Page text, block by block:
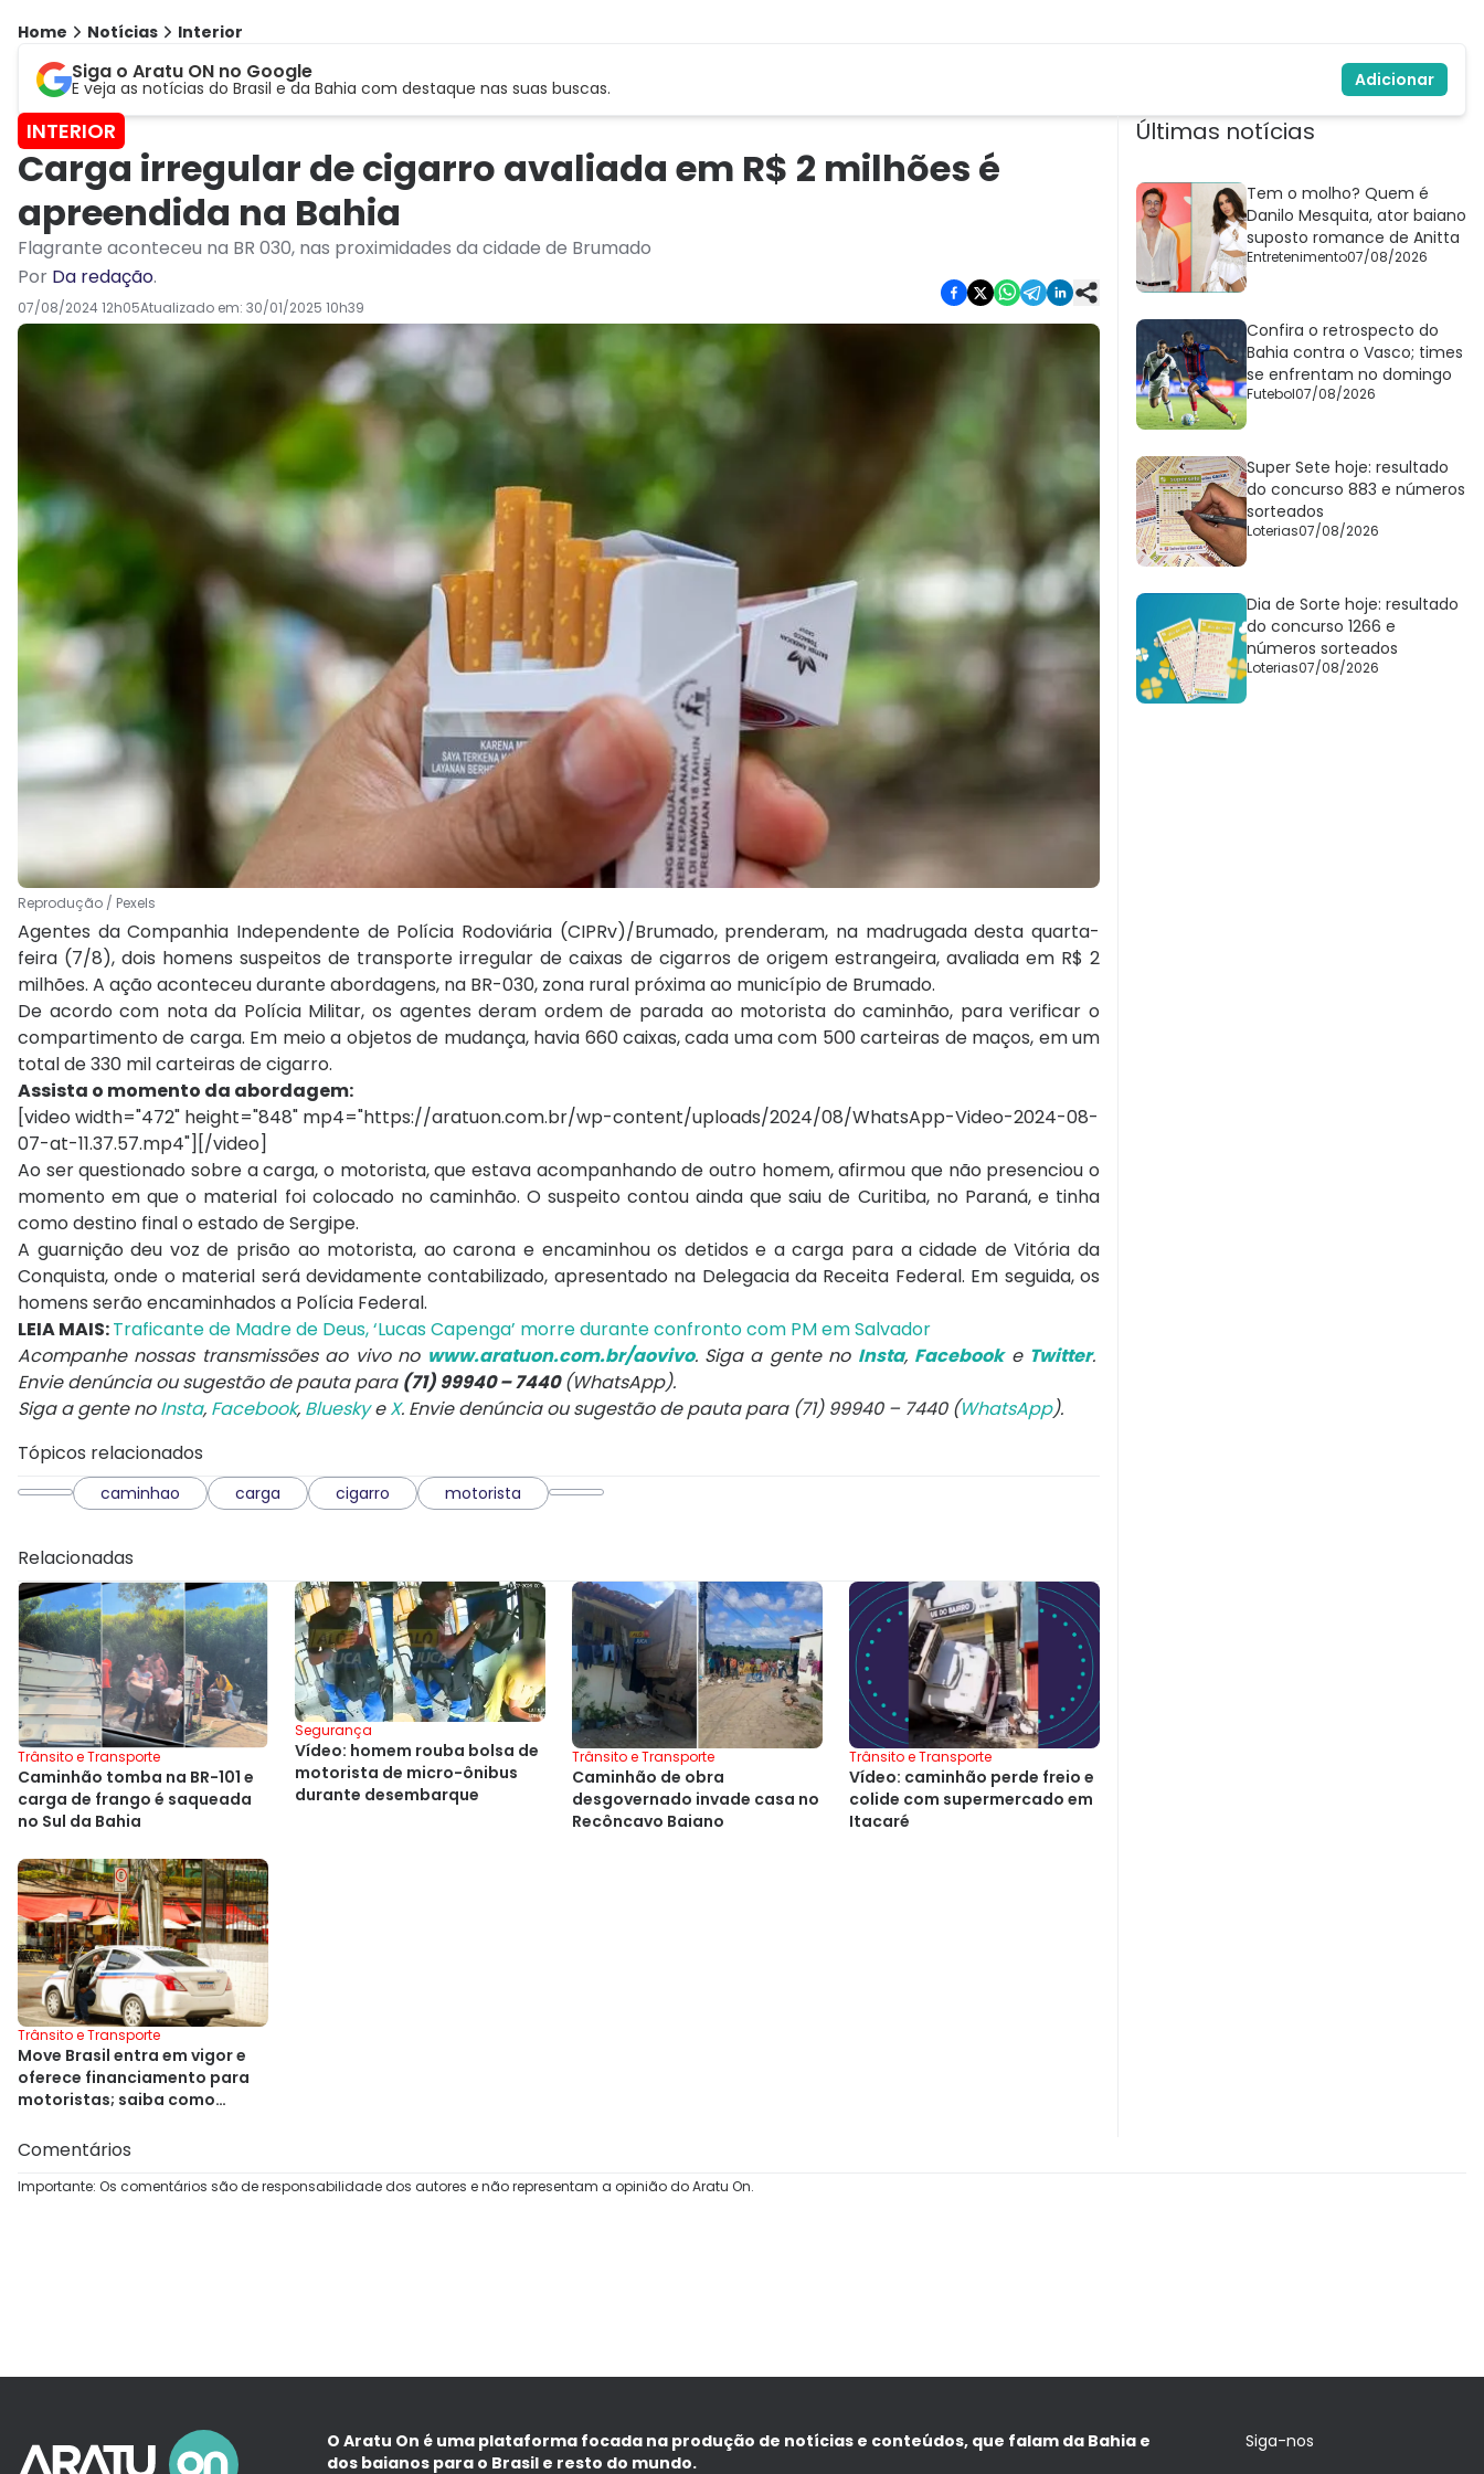
Home Notícias Interior
Siga o Aratu ON no Google
E veja as notícias do Brasil e da Bahia com destaque nas suas buscas. Adicionar
INTERIOR
Carga irregular de cigarro avaliada em R$ 2 milhões é
apreendida na Bahia
Flagrante aconteceu na BR 030, nas proximidades da cidade de Brumado
Por Da redação.
07/08/2024 12h05Atualizado em: 30/01/2025 10h39
Reprodução / Pexels
Agentes da Companhia Independente de Polícia Rodoviária (CIPRv)/Brumado, prenderam, na madrugada desta quarta-
feira (7/8), dois homens suspeitos de transporte irregular de caixas de cigarros de origem estrangeira, avaliada em R$ 2
milhões. A ação aconteceu durante abordagens, na BR-030, zona rural próxima ao município de Brumado.
De acordo com nota da Polícia Militar, os agentes deram ordem de parada ao motorista do caminhão, para verificar o
compartimento de carga. Em meio a objetos de mudança, havia 660 caixas, cada uma com 500 carteiras de maços, em um
total de 330 mil carteiras de cigarro.
Assista o momento da abordagem:
[video width="472" height="848" mp4="https://aratuon.com.br/wp-content/uploads/2024/08/WhatsApp-Video-2024-08-
07-at-11.37.57.mp4"][/video]
Ao ser questionado sobre a carga, o motorista, que estava acompanhando de outro homem, afirmou que não presenciou o
momento em que o material foi colocado no caminhão. O suspeito contou ainda que saiu de Curitiba, no Paraná, e tinha
como destino final o estado de Sergipe.
A guarnição deu voz de prisão ao motorista, ao carona e encaminhou os detidos e a carga para a cidade de Vitória da
Conquista, onde o material será devidamente contabilizado, apresentado na Delegacia da Receita Federal. Em seguida, os
homens serão encaminhados a Polícia Federal.
LEIA MAIS:Traficante de Madre de Deus, ‘Lucas Capenga’ morre durante confronto com PM em Salvador
Acompanhe nossas transmissões ao vivo no www.aratuon.com.br/aovivo. Siga a gente no Insta, Facebooke Twitter.
Envie denúncia ou sugestão de pauta para (71) 99940 – 7440(WhatsApp).
Siga a gente noInsta, Facebook, BlueskyeX. Envie denúncia ou sugestão de pauta para (71) 99940 – 7440 (WhatsApp).
Tópicos relacionados
caminhao carga cigarro motorista
Relacionadas
Trânsito e Transporte
Caminhão tomba na BR-101 e
carga de frango é saqueada
no Sul da Bahia
Segurança
Vídeo: homem rouba bolsa de
motorista de micro-ônibus
durante desembarque
Trânsito e Transporte
Caminhão de obra
desgovernado invade casa no
Recôncavo Baiano
Trânsito e Transporte
Vídeo: caminhão perde freio e
colide com supermercado em
Itacaré
Trânsito e Transporte
Move Brasil entra em vigor e
oferece financiamento para
motoristas; saiba como
Últimas notícias
Tem o molho? Quem é
Danilo Mesquita, ator baiano
suposto romance de Anitta
Entretenimento07/08/2026
Confira o retrospecto do
Bahia contra o Vasco; times
se enfrentam no domingo
Futebol07/08/2026
Super Sete hoje: resultado
do concurso 883 e números
sorteados
Loterias07/08/2026
Dia de Sorte hoje: resultado
do concurso 1266 e
números sorteados
Loterias07/08/2026
Comentários
Importante: Os comentários são de responsabilidade dos autores e não representam a opinião do Aratu On.
O Aratu On é uma plataforma focada na produção de notícias e conteúdos, que falam da Bahia e
dos baianos para o Brasil e resto do mundo.
Siga-nos